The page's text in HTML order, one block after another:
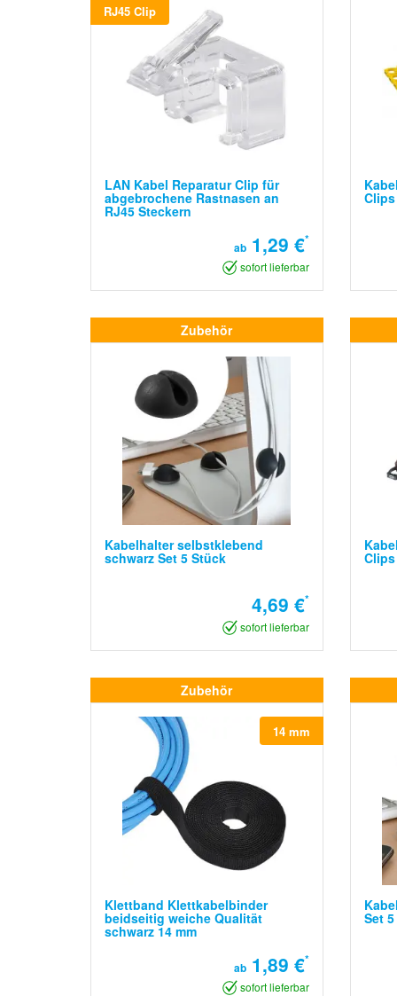
RJ45 Clip
LAN Kabel Reparatur Clip für
abgebrochene Rastnasen an
RJ45 Steckern
ab1,29 €*
sofort lieferbar
Zubehör
Kabelhalter selbstklebend
schwarz Set 5 Stück
4,69 €*
sofort lieferbar
Zubehör
14 mm
Klettband Klettkabelbinder
beidseitig weiche Qualität
schwarz 14 mm
ab1,89 €*
sofort lieferbar
Set